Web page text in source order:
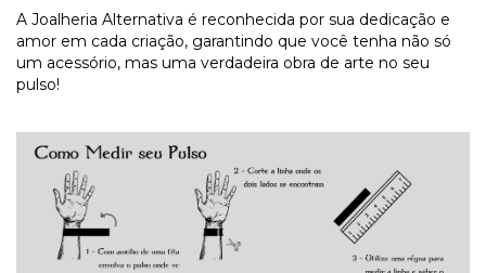
A Joalheria Alternativa é reconhecida por sua dedicação e
amor em cada criação, garantindo que você tenha não só
um acessório, mas uma verdadeira obra de arte no seu
pulso!